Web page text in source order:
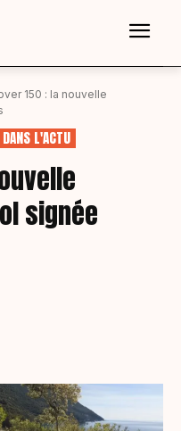
150 : la nouvelle
DANS L'ACTU
signée